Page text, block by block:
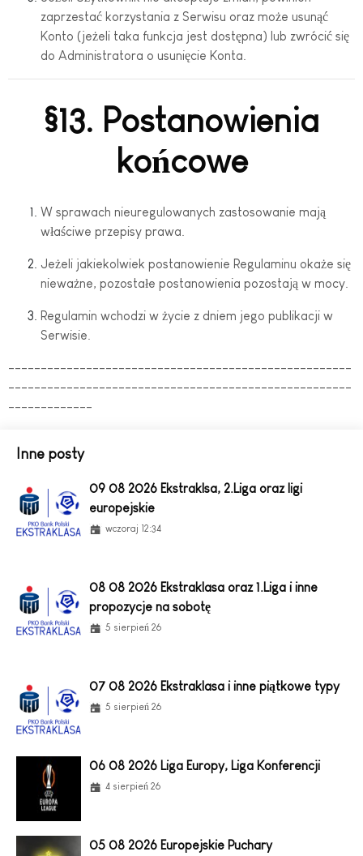
zaprzestać korzystania z Serwisu oraz może usunąć
Konto (jeżeli taka funkcja jest dostępna) lub zwrócić się
do Administratora o usunięcie Konta.
§13. Postanowienia
końcowe
W sprawach nieuregulowanych zastosowanie mają
właściwe przepisy prawa.
Jeżeli jakiekolwiek postanowienie Regulaminu okaże się
nieważne, pozostałe postanowienia pozostają w mocy.
Regulamin wchodzi w życie z dniem jego publikacji w
Serwisie.
-----------------------------------------------------
-----------------------------------------------------
-------------
Inne posty
09 08 2026 Ekstraklsa, 2.Liga oraz ligi
europejskie
wczoraj 12:34
08 08 2026 Ekstraklasa oraz 1.Liga i inne
propozycje na sobotę
5 sierpień 26
07 08 2026 Ekstraklasa i inne piątkowe typy
5 sierpień 26
06 08 2026 Liga Europy, Liga Konferencji
4 sierpień 26
05 08 2026 Europejskie Puchary